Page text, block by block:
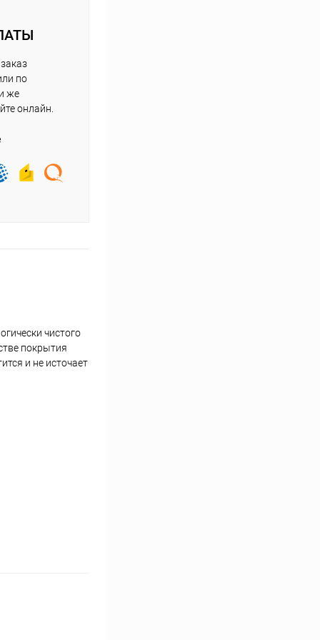
по
же
онлайн.
чистого
покрытия
и не источает